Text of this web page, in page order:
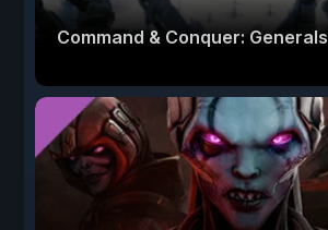
Command & Conquer: Generals